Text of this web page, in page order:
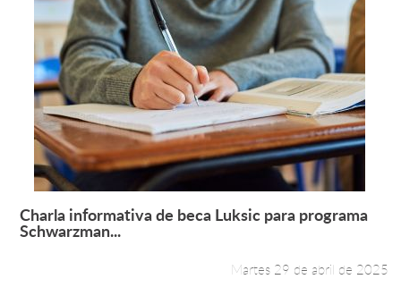
Leer más +
Charla informativa de beca Luksic para programa
Schwarzman...
Martes 29 de abril de 2025